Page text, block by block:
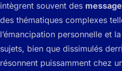
intègrent souvent des
des thématiques complexes
l’émancipation personnelle et
sujets, bien que dissimulés
résonnent puissamment chez